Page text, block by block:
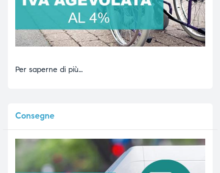
Per saperne di più…
Consegne